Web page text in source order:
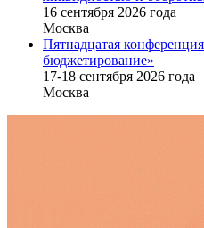
16 cентября 2026 года
Москва
Пятнадцатая
бюджетирование»
17-18 сентября 2026 года
Москва